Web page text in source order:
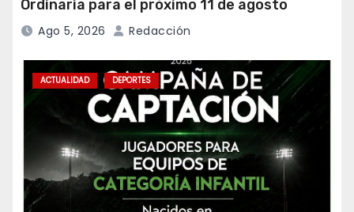
Ordinaria para el próximo 11 de agosto
Ago 5, 2026 Redacción
ACTUALIDAD DEPORTES